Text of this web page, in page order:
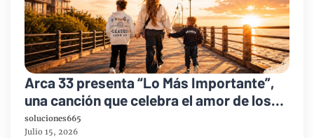
Arca 33 presenta “Lo Más Importante”,
una canción que celebra el amor de los
padres y el legado de la fe
soluciones665
Julio 15, 2026